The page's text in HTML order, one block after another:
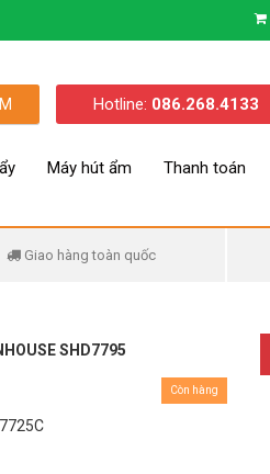
Hotline: 086.268.4133
Máy hút ẩm Thanh toán
Giao hàng toàn quốc
SHD7795
Còn hàng